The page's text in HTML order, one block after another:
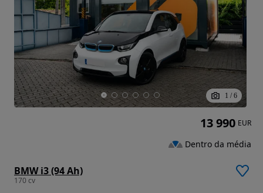
1 / 6
BMW i3 (94 Ah)
170 cv
13 990 EUR
Dentro da média